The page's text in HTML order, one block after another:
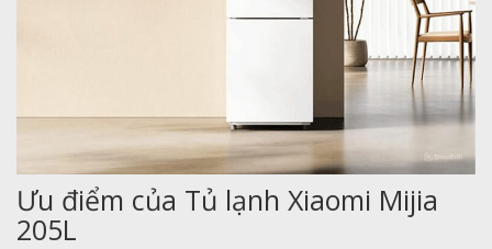
Ưu điểm của Tủ lạnh Xiaomi Mijia
205L